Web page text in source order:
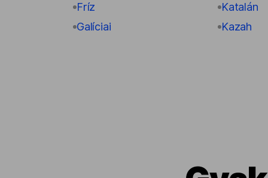
Fríz
Galíciai
Katalán
Kazah